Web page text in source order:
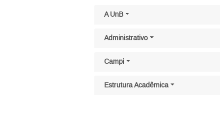
A UnB
Administrativo
Campi
Estrutura Acadêmica